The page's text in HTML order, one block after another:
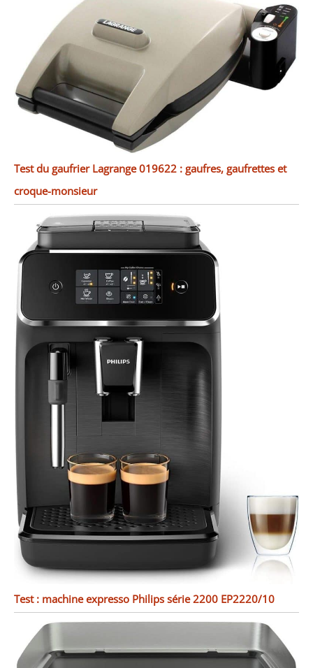
Test du gaufrier Lagrange 019622 : gaufres, gaufrettes et
croque-monsieur
Test : machine expresso Philips série 2200 EP2220/10